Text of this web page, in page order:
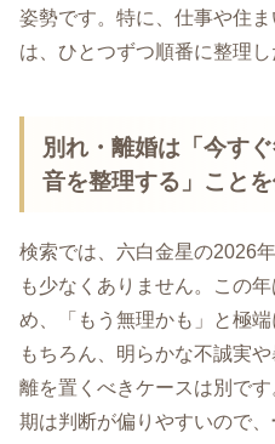
姿勢です。特に、仕事や住
は、ひとつずつ順番に整理し
別れ・離婚は「今す
音を整理する」こと
検索では、六白金星の2026
も少なくありません。この
め、「もう無理かも」と極
もちろん、明らかな不誠実
離を置くべきケースは別で
期は判断が偏りやすいので、